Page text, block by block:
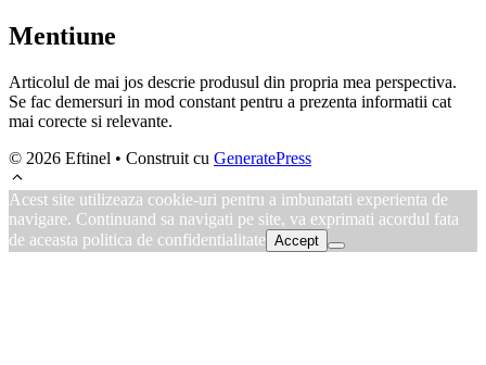
Mentiune
Articolul de mai jos descrie produsul din propria mea perspectiva.
Se fac demersuri in mod constant pentru a prezenta informatii cat
mai corecte si relevante.
© 2026 Eftinel • Construit cu GeneratePress
Acest site utilizeaza cookie-uri pentru a imbunatati experienta de
navigare. Continuand sa navigati pe site, va exprimati acordul fata
de aceasta politica de confidentialitate Accept